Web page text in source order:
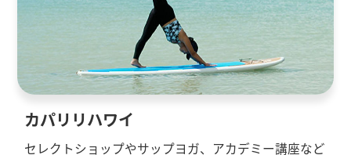
カパリリハワイ
セレクトショップやサップヨガ、アカデミー講座など